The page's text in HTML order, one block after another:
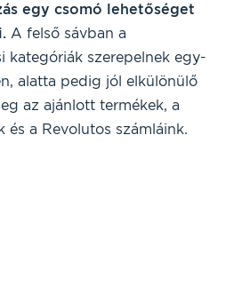
egy csomó lehetőséget
A felső sávban a
kategóriák szerepelnek egy-
alatta pedig jól elkülönülő
az ajánlott termékek, a
és a Revolutos számláink.